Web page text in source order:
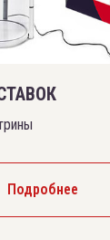
Подробнее